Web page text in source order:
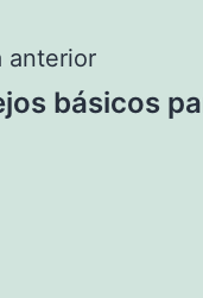
anterior
básicos